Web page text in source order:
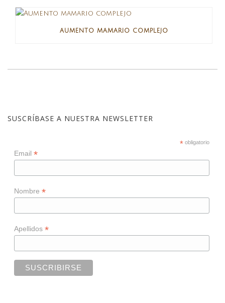
AUMENTO MAMARIO COMPLEJO
SUSCRÍBASE A NUESTRA NEWSLETTER
*obligatorio
Email *
Nombre *
Apellidos *